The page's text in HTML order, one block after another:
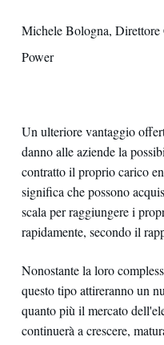
Michele Bologna,
Power
Un ulteriore vantaggio
danno alle aziende la
contratto il proprio carico
significa che possono
scala per raggiungere i
rapidamente, secondo il
Nonostante la loro
questo tipo attireranno un
quanto più il mercato
continuerà a crescere,